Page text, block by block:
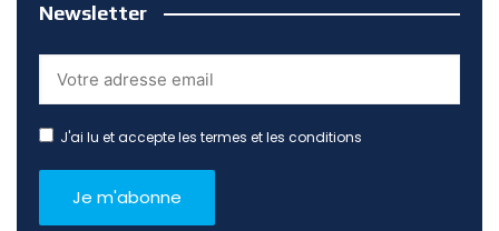
Newsletter
J'ai lu et accepte les termes et les conditions